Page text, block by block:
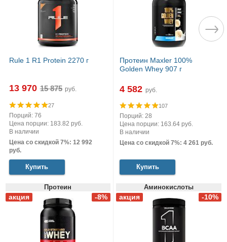
Rule 1 R1 Protein 2270 г
13 970 руб.
27
Порций: 76
Цена порции: 183.82 руб.
В наличии
Цена со скидкой 7%: 12 992
руб.
Купить
Протеин Maxler 100%
Golden Whey 907 г
4 582 руб.
107
Порций: 28
Цена порции: 163.64 руб.
В наличии
Цена со скидкой 7%: 4 261 руб.
Купить
Протеин Аминокислоты